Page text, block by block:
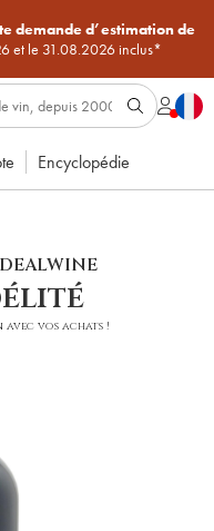
demande d’estimation de
et le 31.08.2026 inclus*
Encyclopédie
avec vos achats !